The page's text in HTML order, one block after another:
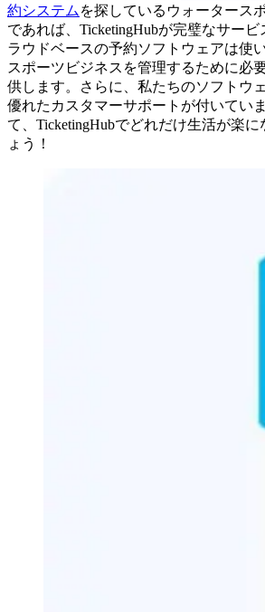
約システム を探しているウォータース
であれば、TicketingHubが完璧なサー
ラウドベースの予約ソフトウェアは使
スポーツビジネスを管理するために必
供します。さらに、私たちのソフトウ
優れたカスタマーサポートが付いてい
て、TicketingHubでどれだけ生活が楽
ょう！